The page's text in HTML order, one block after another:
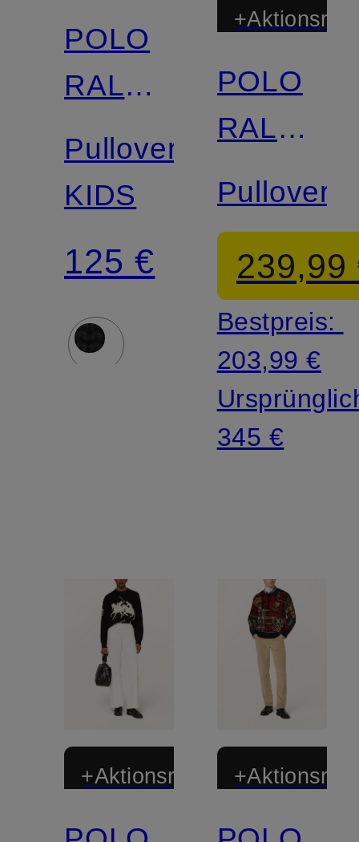
POLO
RALPH
LAUREN
Pullover
KIDS
125 €
POLO
RALPH
LAUREN
Pullover
239,99
Bestpreis:
203,99 €
345 €
+Aktionsrabatt